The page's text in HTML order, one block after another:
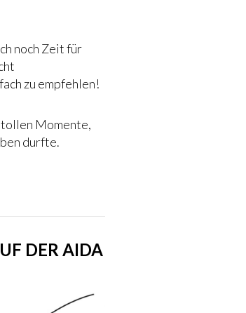
noch Zeit für
zu empfehlen!
Momente,
durfte.
DER AIDA